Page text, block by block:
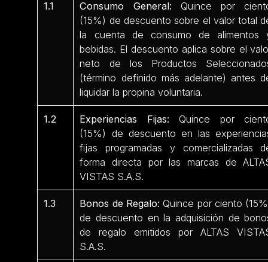
1.1 Consumo General: Quince por
(15%) de descuento sobre el valor total
la cuenta de consumo de alimentos
bebidas. El descuento aplica sobre el
neto de los Productos
(término definido más adelante) antes
liquidar la propina voluntaria.
1.2 Experiencias Fijas: Quince por
(15%) de descuento en las
fijas programadas y comercializadas
forma directa por las marcas de
VISTAS S.A.S.
1.3 Bonos de Regalo: Quince por ciento
de descuento en la adquisición de
de regalo emitidos por ALTAS
S.A.S.